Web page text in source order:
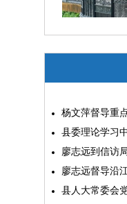
杨文萍督导重
县委理论学习
廖志远到信访
廖志远督导沿
县人大常委会